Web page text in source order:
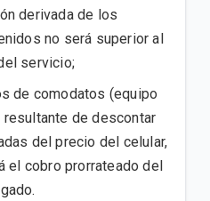
derivada de los
no será superior al
servicio;
de comodatos (equipo
resultante de descontar
del precio del celular,
el cobro prorrateado del